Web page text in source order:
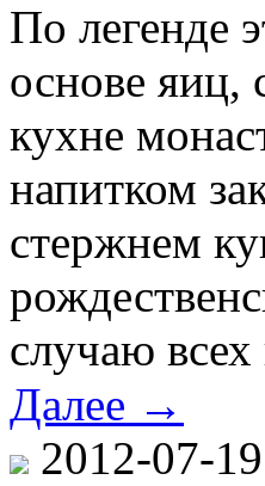
По легенде
основе яиц,
кухне
напитком
стержнем
случаю
Далее →
2012-07-